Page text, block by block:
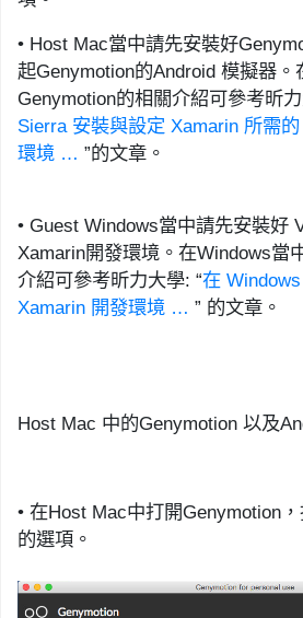
• Host Mac當中請先安裝好
起Genymotion的Android 模擬器。
Genymotion的相關介紹可參考昕
Sierra 安裝與設定 Xamarin 所需的
環境 … ”的文章。
• Guest Windows當中請先安裝好
Xamarin開發環境。在Windows當
介紹可參考昕力大學: “在 Windows
Xamarin 開發環境 … ” 的文章。
Host Mac 中的Genymotion 以及
• 在Host Mac中打開Genymotion ，
的選項。